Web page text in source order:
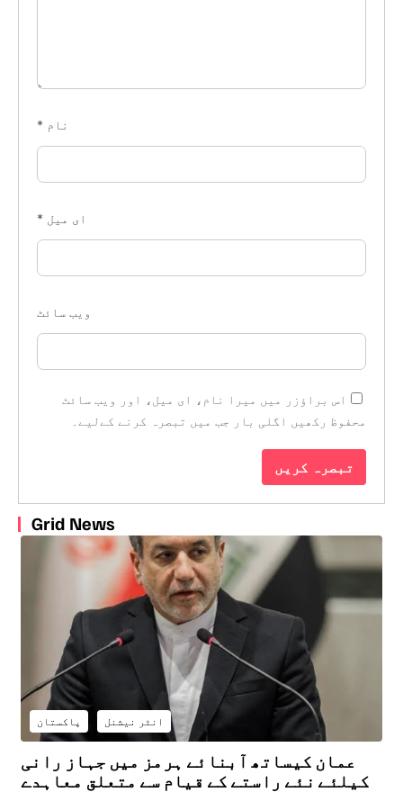
نام *
ای میل *
ویب‌ سائٹ
اس براؤزر میں میرا نام، ای میل، اور ویب سائٹ
محفوظ رکھیں اگلی بار جب میں تبصرہ کرنے کےلیے۔
Grid News
انٹر نیشنل پاکستان
عمان کیساتھ آبنائے ہرمز میں جہاز رانی
کیلئے نئے راستے کے قیام سے متعلق معاہدے